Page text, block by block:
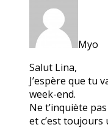
Myo
Salut Lina,
J’espère que tu
week-end.
Ne t’inquiète
et c’est